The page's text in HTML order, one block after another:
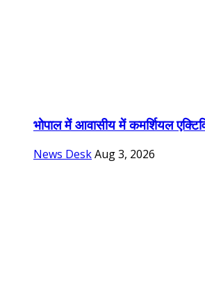
भोपाल में आवासीय में कमर्शियल
News DeskAug 3, 2026